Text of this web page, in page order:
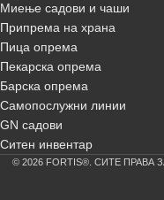
Миење садови и чаши
Припрема на храна
Пица опрема
Пекарска опрема
Барска опрема
Самопослужни линии
GN садови
Ситен инвентар
© 2026 FORTIS®. СИТЕ